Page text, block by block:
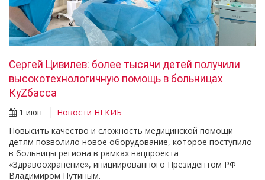
Сергей Цивилев: более тысячи детей получили
высокотехнологичную помощь в больницах
КуZбасса
1 июн
Новости НГКИБ
Повысить качество и сложность медицинской помощи
детям позволило новое оборудование, которое поступило
в больницы региона в рамках нацпроекта
«Здравоохранение», инициированного Президентом РФ
Владимиром Путиным.